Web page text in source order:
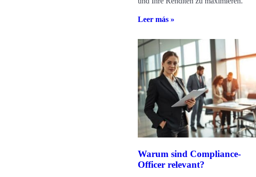
Leer más »
Warum sind Compliance-
Officer relevant?